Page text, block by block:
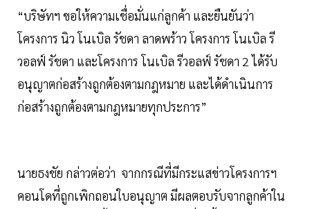
“บริษัทฯ ขอให้ความเชื่อมั่นแก่ลูกค้า และยืนยันว่า
โครงการ นิว โนเบิล รัชดา ลาดพร้าว โครงการ โนเบิล รี
วอลฟ์ รัชดา และโครงการ โนเบิล รีวอลฟ์ รัชดา 2 ได้รับ
อนุญาตก่อสร้างถูกต้องตามกฎหมาย และได้ดำเนินการ
ก่อสร้างถูกต้องตามกฎหมายทุกประการ”
นายธงชัย กล่าวต่อว่า จากกรณีที่มีกระแสข่าวโครงการฯ
คอนโดที่ถูกเพิกถอนใบอนุญาต มีผลตอบรับจากลูกค้าใน